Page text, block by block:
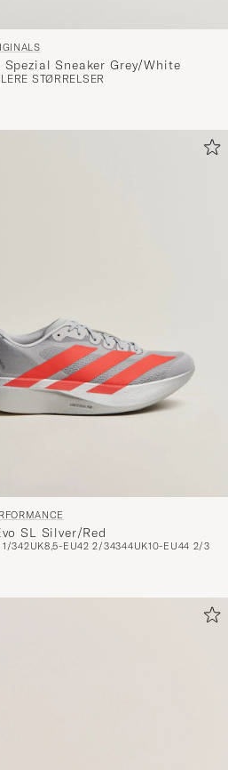
Sneaker Grey/White
STØRRELSER
SL Silver/Red
1/342UK8,5-EU42 2/34344UK10-EU44 2/3